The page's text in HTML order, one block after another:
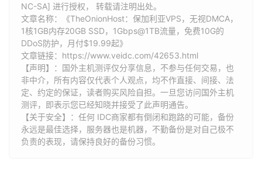
NC-SA] 进行授权， 转载请注明出处。
文章名称：《TheOnionHost：保加利亚VPS，无视DMCA，
1核1GB内存20GB SSD，1Gbps@1TB流量，免费10G的
DDoS防护，月付$19.99起》
文章链接： https://www.veidc.com/42653.html
【声明】：国外主机测评仅分享信息，不参与任何交易，也
非中介，所有内容仅代表个人观点，均不作直接、间接、法
定、约定的保证，读者购买风险自担。一旦您访问国外主机
测评，即表示您已经知晓并接受了此声明通告。
【关于安全】：任何 IDC商家都有倒闭和跑路的可能，备份
永远是最佳选择，服务器也是机器，不勤备份是对自己极不
负责的表现，请保持良好的备份习惯。